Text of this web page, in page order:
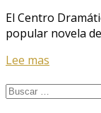
El Centro
popular novela
Lee mas
Buscar: